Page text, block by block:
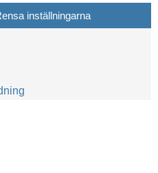
inställningarna